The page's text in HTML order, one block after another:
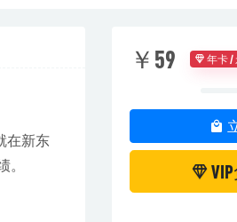
在新东
。
￥59 年卡 /